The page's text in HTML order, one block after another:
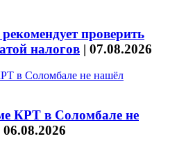
проверить
налогов | 07.08.2026
КРТ в Соломбале не
06.08.2026